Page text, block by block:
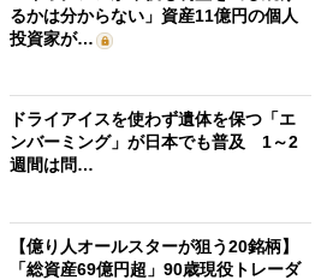
るかは分からない」資産11億円の個人
投資家が…
ドライアイスを使わず遺体を保つ「エ
ンバーミング」が日本でも普及 1～2
週間は問…
【億り人オールスターが狙う20銘柄】
「総資産69億円超」90歳現役トレーダ